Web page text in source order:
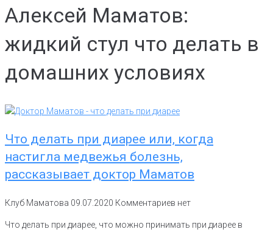
Алексей Маматов:
жидкий стул что делать в
домашних условиях
Что делать при диарее или, когда
настигла медвежья болезнь,
рассказывает доктор Маматов
Клуб Маматова 09.07.2020 Комментариев нет
Что делать при диарее, что можно принимать при диарее в